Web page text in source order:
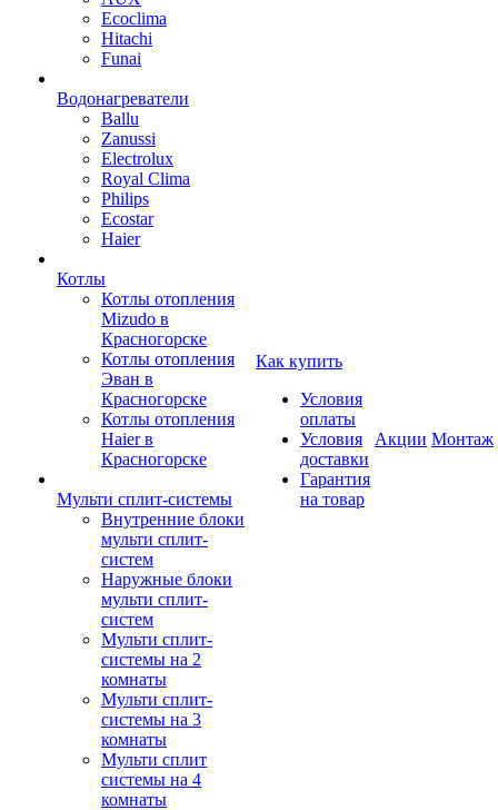
Ecoclima
Hitachi
Funai
Водонагреватели
Ballu
Zanussi
Electrolux
Royal Clima
Philips
Ecostar
Haier
Котлы
Котлы отопления
Mizudo в
Красногорске
Котлы отопления
Эван в
Красногорске
Котлы отопления
Haier в
Красногорске
Мульти сплит-системы
Внутренние блоки
мульти сплит-
систем
Наружные блоки
мульти сплит-
систем
Мульти сплит-
системы на 2
комнаты
Мульти сплит-
системы на 3
комнаты
Мульти сплит
системы на 4
комнаты
Как купить
Условия
оплаты
Условия
доставки
Гарантия
на товар
Акции Монтаж